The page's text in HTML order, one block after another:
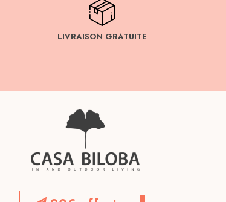
LIVRAISON GRATUITE